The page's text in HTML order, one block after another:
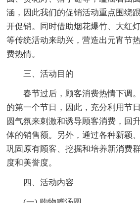
涵，因此我们的促销活动重点围绕
开促销。同时借助烟花爆竹、大红
等传统活动来助兴，营造出元宵节
费热情。
三、活动目的
春节过后，顾客消费热情下调
的第一个节日，因此，充分利用节
圆气氛来刺激和诱导顾客消费，回
体的销售额。另外，通过各种新颖
巩固原有顾客、挖掘和培养新消费
度和美誉度。
四、活动内容